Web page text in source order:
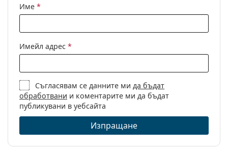
Име *
Имейл адрес *
Съгласявам се данните ми да бъдат
обработвани и коментарите ми да бъдат
публикувани в уебсайта
Изпращане